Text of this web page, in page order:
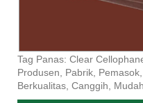
Tag Panas: Clear
Produsen, Pabrik,
Berkualitas, Canggih,